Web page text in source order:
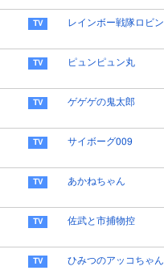
レインボー戦隊ロビン
ピュンピュン丸
ゲゲゲの鬼太郎
サイボーグ009
あかねちゃん
佐武と市捕物控
ひみつのアッコちゃん